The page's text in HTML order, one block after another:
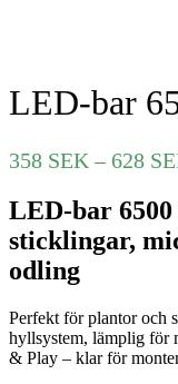
LED-bar
358 SEK – 628
LED-bar
sticklingar,
odling
Perfekt för plantor och
hyllsystem, lämplig för
& Play – klar för